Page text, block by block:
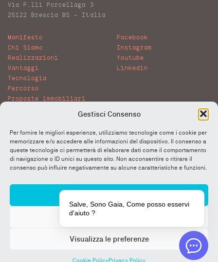
Gestisci Consenso
Per fornire le migliori esperienze, utilizziamo tecnologie come i cookie per
memorizzare e/o accedere alle informazioni del dispositivo. Il consenso a
queste tecnologie ci permetterà di elaborare dati come il comportamento
di navigazione o ID unici su questo sito. Non acconsentire o ritirare il
consenso può influire negativamente su alcune caratteristiche e funzioni.
Visualizza le preferenze
Cookie PolicyPrivacy Policy
Via F.lli Porcellaga 3
25122 Brescia BS – Italia
Manifesto
Chi Siamo
Realizzazioni
Vantaggi
Tecnologia
Percorso
Proposte immobiliari
Lavora con noi
FAQ
More&More
Facebook
Instagram
Youtube
Linkedin
Privacy Policy
Certificazioni
Salve, Sono Gaia, Come posso esservi
d'aiuto ?